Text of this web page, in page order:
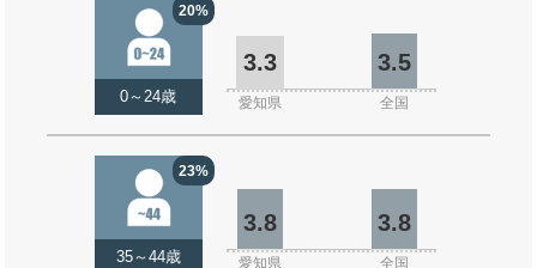
20%
0～24歳
3.3 3.5
愛知県 全国
23%
35～44歳
3.8 3.8
愛知県 全国